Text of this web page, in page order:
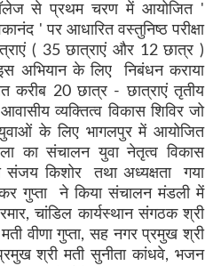
से प्रथम चरण में आयोजित '
' पर आधारित वस्तुनिष्ठ परीक्षा
( 35 छात्राएं और 12 छात्र )
अभियान के लिए निबंधन कराया
करीब 20 छात्र - छात्राएं तृतीय
व्यक्तित्व विकास शिविर जो
के लिए भागलपुर में आयोजित
का संचालन युवा नेतृत्व विकास
संजय किशोर तथा अध्यक्षता गया
गुप्ता ने किया संचालन मंडली में
चांडिल कार्यस्थान संगठक श्री
वीणा गुप्ता, सह नगर प्रमुख श्री
श्री मती सुनीता कांधवे, भजन